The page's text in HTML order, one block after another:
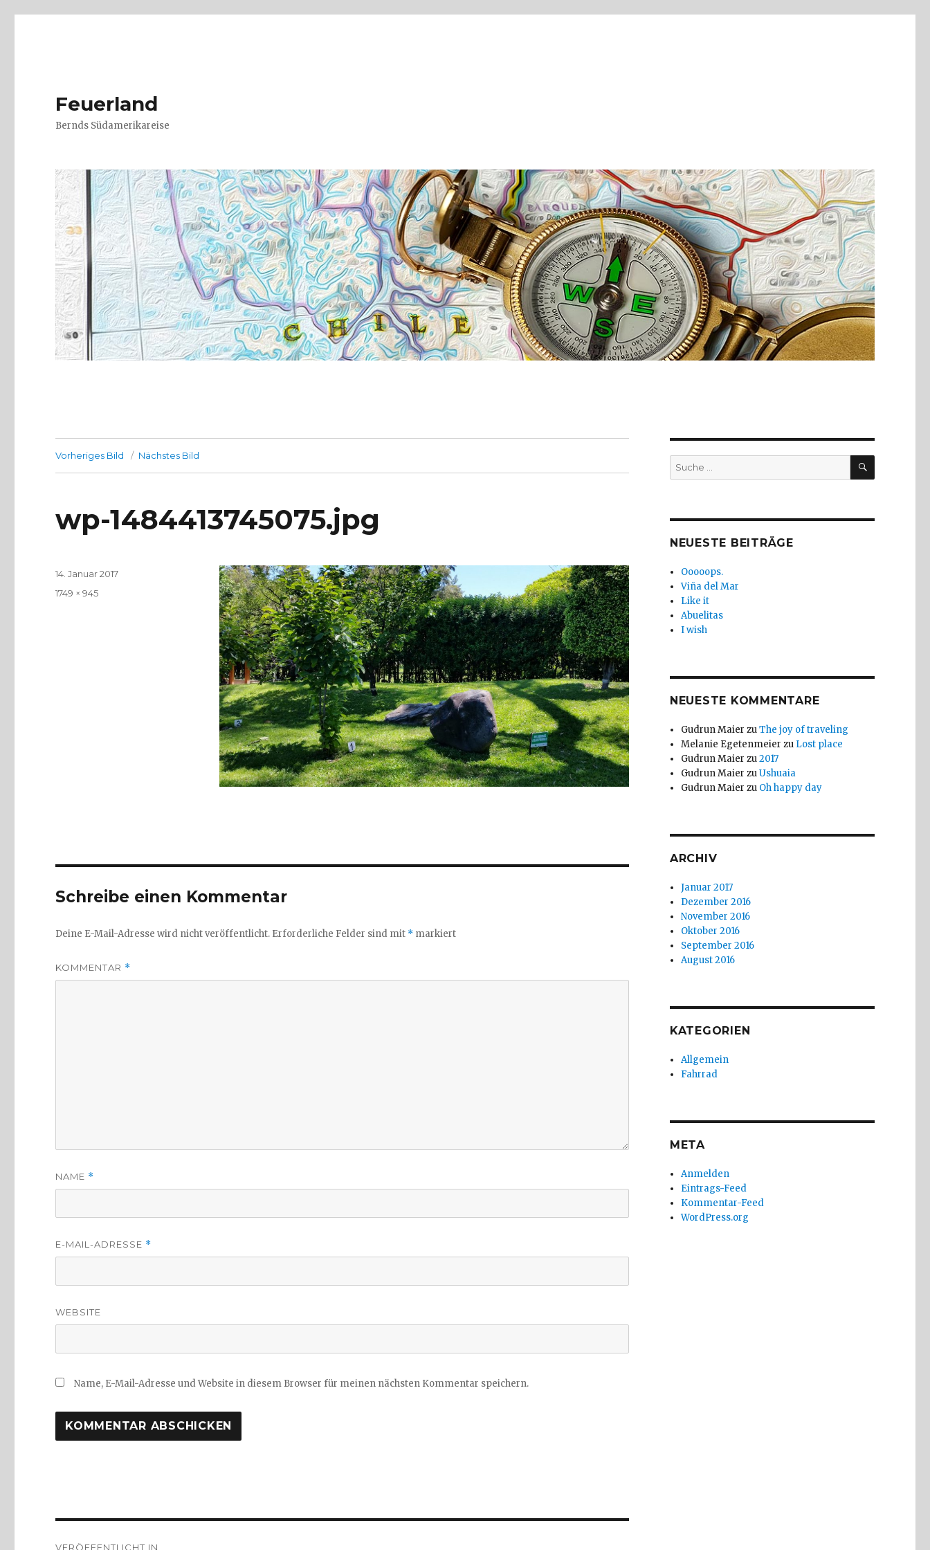
Feuerland
Bernds Südamerikareise
Vorheriges Bild Nächstes Bild
wp-1484413745075.jpg
Veröffentlicht
14. Januar 2017
Volle
1749 × 945
Schreibe einen Kommentar
Deine E-Mail-Adresse wird nicht veröffentlicht. Erforderliche Felder sind mit * markiert
KOMMENTAR *
NAME *
E-MAIL-ADRESSE *
WEBSITE
Name, E-Mail-Adresse und Website in diesem Browser für meinen nächsten Kommentar speichern.
VERÖFFENTLICHT IN
Suche
nach:
SUCHE
NEUESTE BEITRÄGE
Ooooops.
Viña del Mar
Like it
Abuelitas
I wish
NEUESTE KOMMENTARE
Gudrun Maier zuThe joy of traveling
Melanie Egetenmeier zu Lost place
Gudrun Maier zu2017
Gudrun Maier zuUshuaia
Gudrun Maier zu Oh happy day
ARCHIV
Januar 2017
Dezember 2016
November 2016
Oktober 2016
September 2016
August 2016
KATEGORIEN
Allgemein
Fahrrad
META
Anmelden
Eintrags-Feed
Kommentar-Feed
WordPress.org